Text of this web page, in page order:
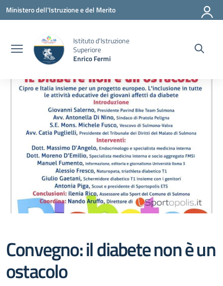
Vai ai contenuti
Vai al menu di navigazione
Vai al footer
Ministero dell'Istruzione e del Merito
Istituto d'Istruzione
Superiore
Enrico Fermi
Convegno: il diabete non è un
ostacolo